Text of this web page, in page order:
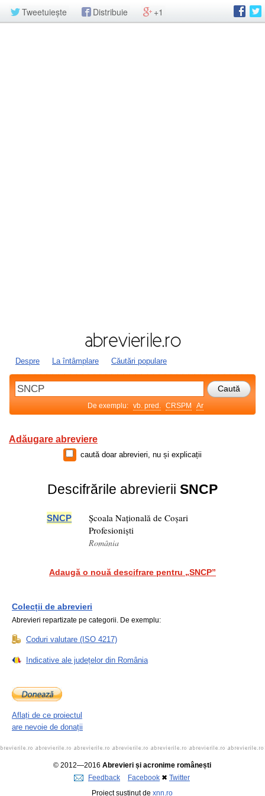
Tweetuiește Distribuie +1
Despre La întâmplare Căutări populare
De exemplu: vb. pred. CRSPM Ar
Adăugare abreviere
caută doar abrevieri, nu și explicații
Descifrările abrevierii SNCP
SNCP
Școala Națională de Coșari
Profesioniști
România
Adaugă o nouă descifrare pentru „SNCP”
Colecții de abrevieri
Abrevieri repartizate pe categorii. De exemplu:
Coduri valutare (ISO 4217)
Indicative ale județelor din România
Aflați de ce proiectul
are nevoie de donații
© 2012—2016 Abrevieri și acronime românești
Feedback
Facebook ✖ Twitter
Proiect susținut de xnn.ro